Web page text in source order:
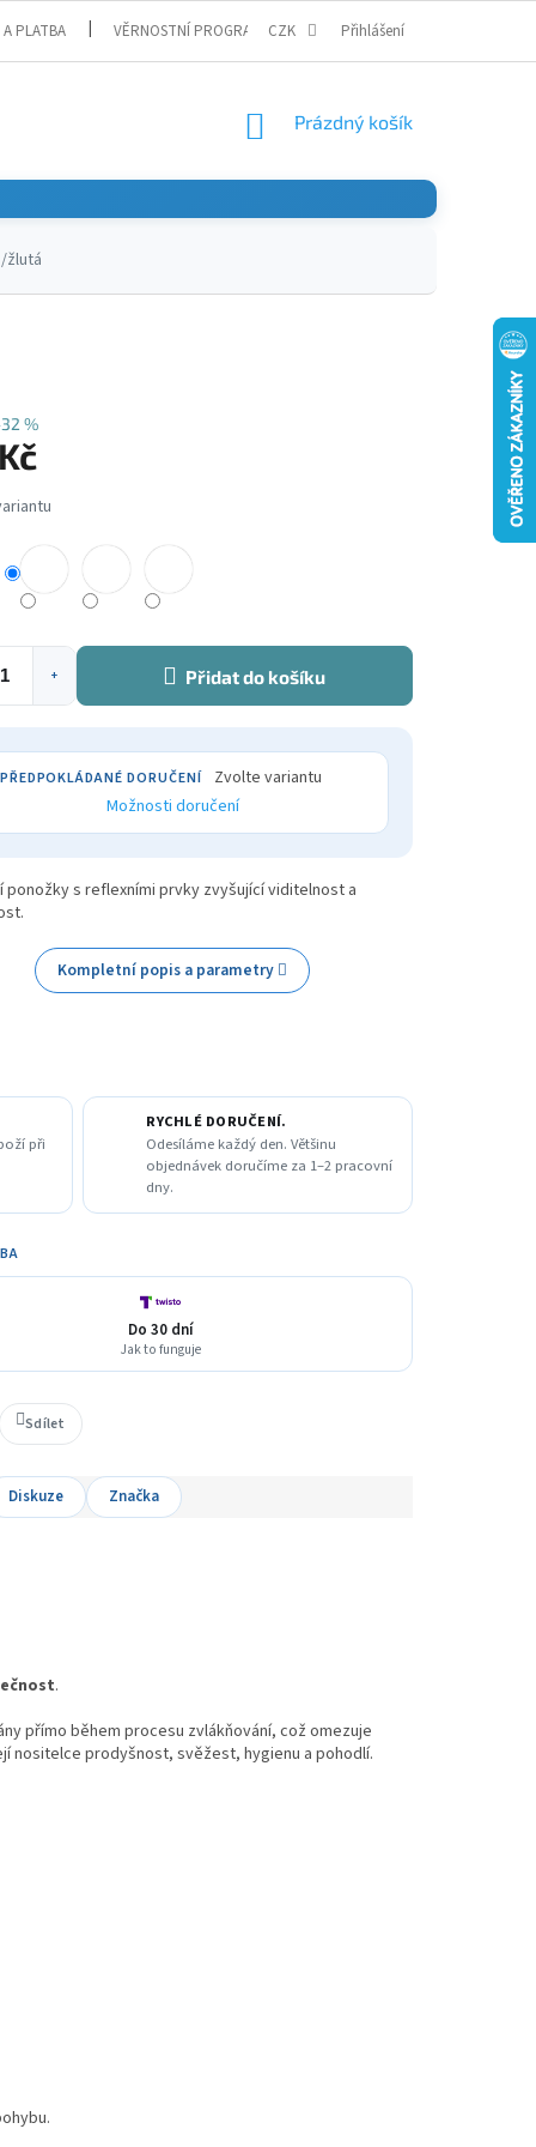
PLATBA VĚRNOSTNÍ PROGRAM CZK Přihlášení
NÁKUPNÍ
Prázdný košík
žlutá
%
+ Přidat do košíku
Zvolte variantu
Možnosti doručení
ponožky s reflexními prvky zvyšující viditelnost a
Kompletní popis a parametry
při
RYCHLÉ DORUČENÍ.
Odesíláme každý den. Většinu
objednávek doručíme za 1–2 pracovní
dny.
Do 30 dní
Jak to funguje
Sdílet
Diskuze Značka
.
přímo během procesu zvlákňování, což omezuje
nositelce prodyšnost, svěžest, hygienu a pohodlí.